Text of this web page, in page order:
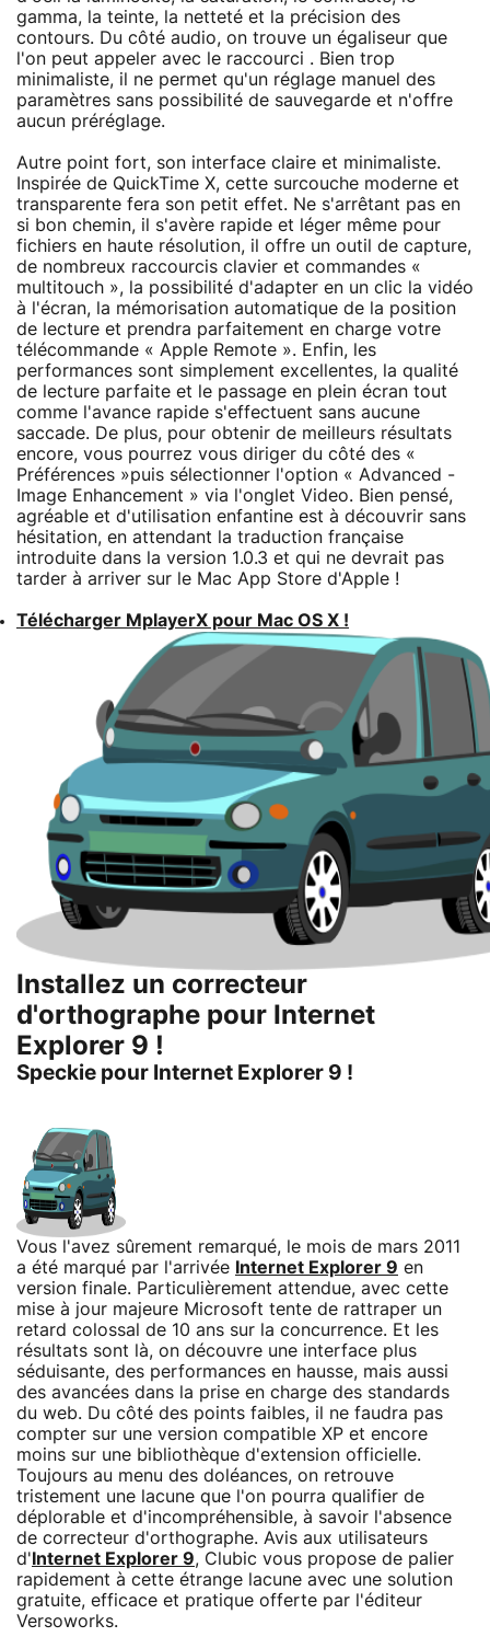
gamma, la teinte, la netteté et la précision des
contours. Du côté audio, on trouve un égaliseur que
l'on peut appeler avec le raccourci . Bien trop
minimaliste, il ne permet qu'un réglage manuel des
paramètres sans possibilité de sauvegarde et n'offre
aucun préréglage.
Autre point fort, son interface claire et minimaliste.
Inspirée de QuickTime X, cette surcouche moderne et
transparente fera son petit effet. Ne s'arrêtant pas en
si bon chemin, il s'avère rapide et léger même pour
fichiers en haute résolution, il offre un outil de capture,
de nombreux raccourcis clavier et commandes «
multitouch », la possibilité d'adapter en un clic la vidéo
à l'écran, la mémorisation automatique de la position
de lecture et prendra parfaitement en charge votre
télécommande « Apple Remote ». Enfin, les
performances sont simplement excellentes, la qualité
de lecture parfaite et le passage en plein écran tout
comme l'avance rapide s'effectuent sans aucune
saccade. De plus, pour obtenir de meilleurs résultats
encore, vous pourrez vous diriger du côté des «
Préférences »puis sélectionner l'option « Advanced -
Image Enhancement » via l'onglet Video. Bien pensé,
agréable et d'utilisation enfantine est à découvrir sans
hésitation, en attendant la traduction française
introduite dans la version 1.0.3 et qui ne devrait pas
tarder à arriver sur le Mac App Store d'Apple !
Télécharger MplayerX pour Mac OS X !
Installez un correcteur
d'orthographe pour Internet
Explorer 9 !
Speckie pour Internet Explorer 9 !
Vous l'avez sûrement remarqué, le mois de mars 2011
a été marqué par l'arrivée
Internet Explorer 9 en
version finale. Particulièrement attendue, avec cette
mise à jour majeure Microsoft tente de rattraper un
retard colossal de 10 ans sur la concurrence. Et les
résultats sont là, on découvre une interface plus
séduisante, des performances en hausse, mais aussi
des avancées dans la prise en charge des standards
du web. Du côté des points faibles, il ne faudra pas
compter sur une version compatible XP et encore
moins sur une bibliothèque d'extension officielle.
Toujours au menu des doléances, on retrouve
tristement une lacune que l'on pourra qualifier de
déplorable et d'incompréhensible, à savoir l'absence
de correcteur d'orthographe. Avis aux utilisateurs
d' Internet Explorer 9, Clubic vous propose de palier
rapidement à cette étrange lacune avec une solution
gratuite, efficace et pratique offerte par l'éditeur
Versoworks.